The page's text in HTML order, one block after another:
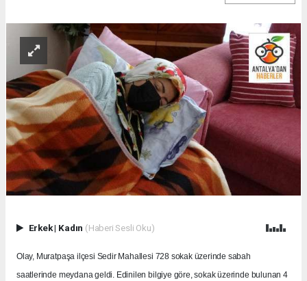
Erkek| Kadın (Haberi Sesli Oku)
Olay, Muratpaşa ilçesi Sedir Mahallesi 728 sokak üzerinde sabah
saatlerinde meydana geldi. Edinilen bilgiye göre, sokak üzerinde bulunan 4